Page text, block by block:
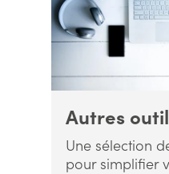
Autres
Une sélection
pour simplifier